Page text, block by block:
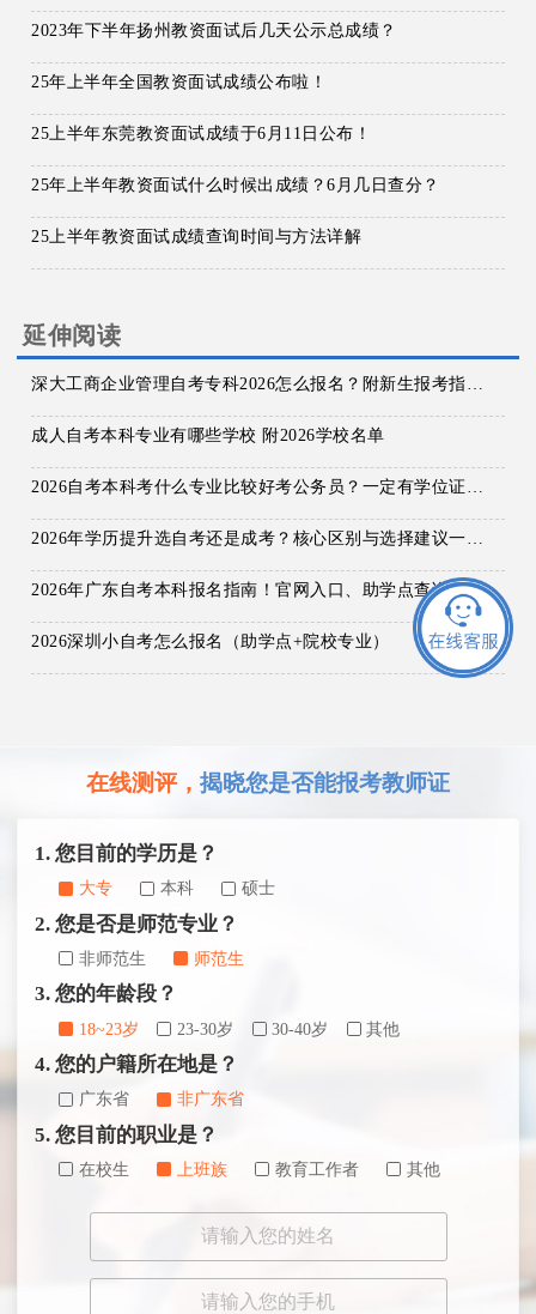
2023年下半年扬州教资面试后几天公示总成绩？
25年上半年全国教资面试成绩公布啦！
25上半年东莞教资面试成绩于6月11日公布！
25年上半年教资面试什么时候出成绩？6月几日查分？
25上半年教资面试成绩查询时间与方法详解
延伸阅读
成人自考本科专业有哪些学校 附2026学校名单
2026年广东自考本科报名指南！官网入口、助学点查询、学校专业及费用详解！
2026深圳小自考怎么报名（助学点+院校专业）
在线测评， 揭晓您是否能报考教师证
1. 您目前的学历是？
大专 本科 硕士
2. 您是否是师范专业？
非师范生 师范生
3. 您的年龄段？
18~23岁 23-30岁 30-40岁 其他
4. 您的户籍所在地是？
广东省 非广东省
5. 您目前的职业是？
在校生 上班族 教育工作者 其他